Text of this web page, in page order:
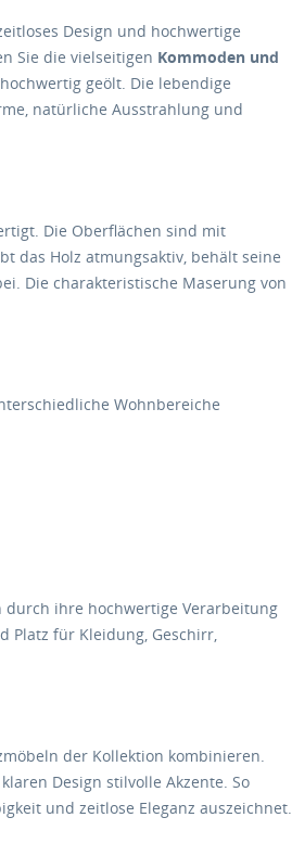
Design und hochwertige
Sie die vielseitigen Kommoden und
geölt. Die lebendige
natürliche Ausstrahlung und
Die Oberflächen sind mit
das Holz atmungsaktiv, behält seine
Die charakteristische Maserung von
Wohnbereiche
durch ihre hochwertige Verarbeitung
Platz für Kleidung, Geschirr,
der Kollektion kombinieren.
Design stilvolle Akzente. So
und zeitlose Eleganz auszeichnet.